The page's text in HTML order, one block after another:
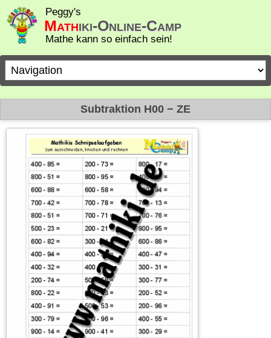
Peggy's
Mathiki-Online-Camp
Mathe kann so einfach sein!
Zielseite
Subtraktion H00 − ZE